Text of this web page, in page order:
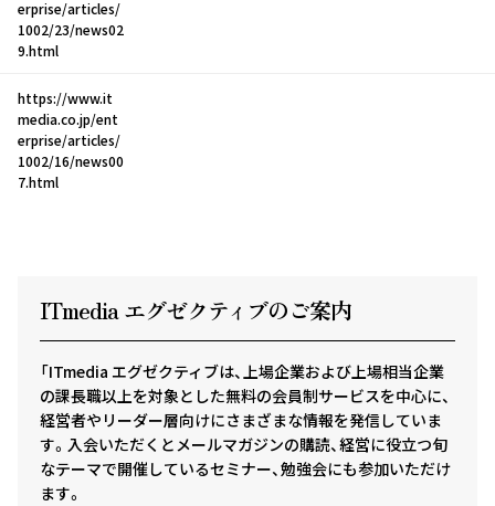
erprise/articles/
1002/23/news02
9.html
https://www.it
media.co.jp/ent
erprise/articles/
1002/16/news00
7.html
ITmedia エグゼクティ ブのご案内
「ITmedia エグゼクティブは、上場企業および上場相当企業
の課長職以上を対象とした無料の会員制サービスを中心に、
経営者やリーダー層向けにさまざまな情報を発信していま
す。入会いただくとメールマガジンの購読、経営に役立つ旬
なテーマで開催しているセミナー、勉強会にも参加いただけ
ます。